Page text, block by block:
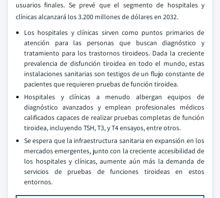
usuarios finales. Se prevé que el segmento de hospitales y
clínicas alcanzará los 3.200 millones de dólares en 2032.
Los hospitales y clínicas sirven como puntos primarios de
atención para las personas que buscan diagnóstico y
tratamiento para los trastornos tiroideos. Dada la creciente
prevalencia de disfunción tiroidea en todo el mundo, estas
instalaciones sanitarias son testigos de un flujo constante de
pacientes que requieren pruebas de función tiroidea.
Hospitales y clínicas a menudo albergan equipos de
diagnóstico avanzados y emplean profesionales médicos
calificados capaces de realizar pruebas completas de función
tiroidea, incluyendo TSH, T3, y T4 ensayos, entre otros.
Se espera que la infraestructura sanitaria en expansión en los
mercados emergentes, junto con la creciente accesibilidad de
los hospitales y clínicas, aumente aún más la demanda de
servicios de pruebas de funciones tiroideas en estos
entornos.